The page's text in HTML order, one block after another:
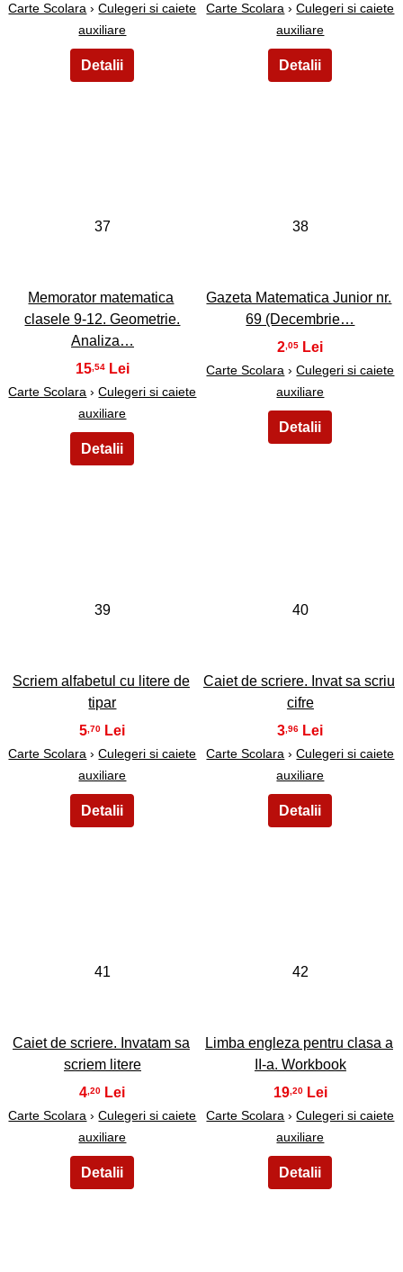
Carte Scolara ›Culegeri si caiete
auxiliare
Carte Scolara ›Culegeri si caiete
auxiliare
37
Memorator matematica
clasele 9-12. Geometrie.
Analiza…
15,54
Carte Scolara ›Culegeri si caiete
auxiliare
38
Gazeta Matematica Junior nr.
69 (Decembrie…
2 ,05
Carte Scolara ›Culegeri si caiete
auxiliare
39
Scriem alfabetul cu litere de
tipar
5 ,70
Carte Scolara ›Culegeri si caiete
auxiliare
40
Caiet de scriere. Invat sa scriu
cifre
3 ,96
Carte Scolara ›Culegeri si caiete
auxiliare
41
Caiet de scriere. Invatam sa
scriem litere
4 ,20
Carte Scolara ›Culegeri si caiete
auxiliare
42
Limba engleza pentru clasa a
II-a. Workbook
19,20
Carte Scolara ›Culegeri si caiete
auxiliare